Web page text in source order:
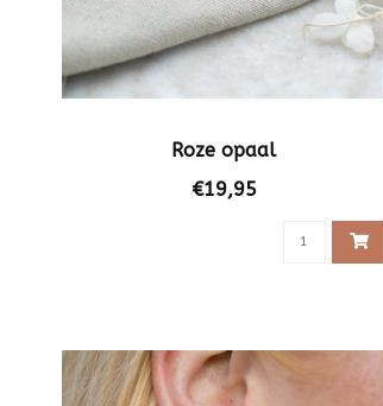
Roze opaal
€19,95